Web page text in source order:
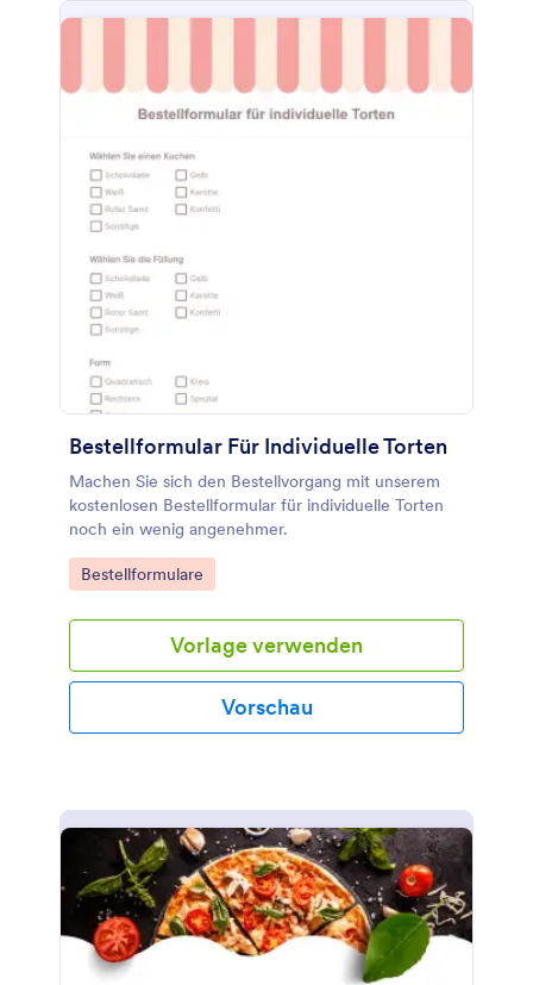
Bestellformular Für Individuelle Torten
Machen Sie sich den Bestellvorgang mit unserem
kostenlosen Bestellformular für individuelle Torten
noch ein wenig angenehmer.
Go to Category:
Bestellformulare
Vorlage verwenden
Vorschau